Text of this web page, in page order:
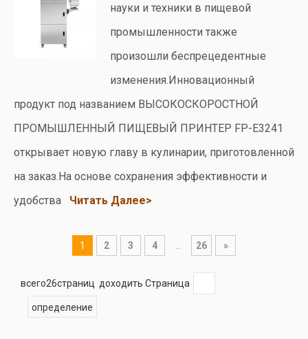
науки и техники в пищевой
промышленности также
произошли беспрецедентные
изменения.Инновационный
продукт под названием ВЫСОКОСКОРОСТНОЙ
ПРОМЫШЛЕННЫЙ ПИЩЕВЫЙ ПРИНТЕР FP-E3241
открывает новую главу в кулинарии, приготовленной
на заказ.На основе сохранения эффективности и
удобства Читать Далее>
1 2 3 4 26 »
всего26страниц доходить Страница
определение